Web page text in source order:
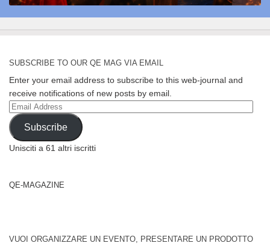
SUBSCRIBE TO OUR QE MAG VIA EMAIL
Enter your email address to subscribe to this web-journal and
receive notifications of new posts by email.
Email
Address
Subscribe
Unisciti a 61 altri iscritti
QE-MAGAZINE
VUOI ORGANIZZARE UN EVENTO, PRESENTARE UN PRODOTTO